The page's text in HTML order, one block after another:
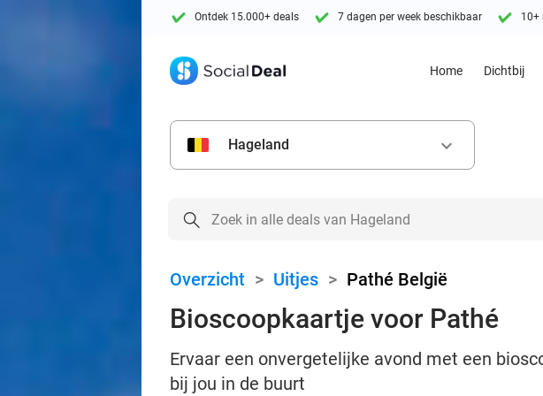
Ontdek 15.000+ deals 7 dagen per week beschikbaar 10+
Home Dichtbij
Hageland keyboard_arrow_down
Overzicht > Uitjes > Pathé België
Bioscoopkaartje voor Pathé
Ervaar een onvergetelijke avond met een
bij jou in de buurt